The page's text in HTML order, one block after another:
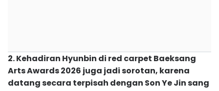
2. Kehadiran Hyunbin di red carpet Baeksang
Arts Awards 2026 juga jadi sorotan, karena
datang secara terpisah dengan Son Ye Jin sang